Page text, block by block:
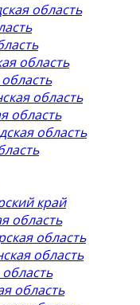
область
область
область
область
область
край
область
область
область
область